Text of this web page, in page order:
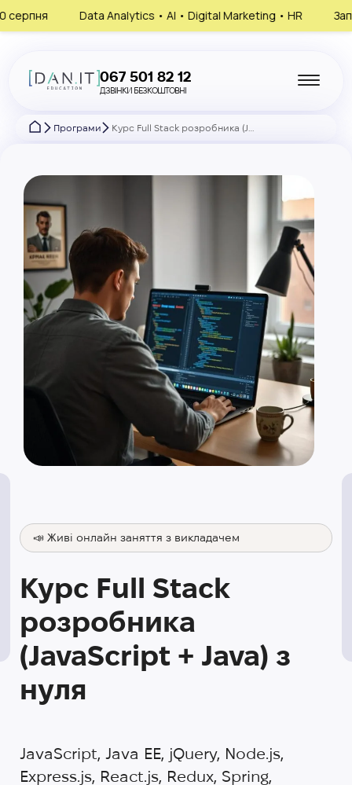
• AI • Digital Marketing • HR Запишись на консультацію,
067 501 82 12
ДЗВІНКИ БЕЗКОШТОВНІ
Програми
📣 Живі онлайн заняття з викладачем
Курс Full Stack
розробника
(JavaScript + Java) з
нуля
JavaScript, Java EE, jQuery, Node.js,
Express.js, React.js, Redux, Spring,